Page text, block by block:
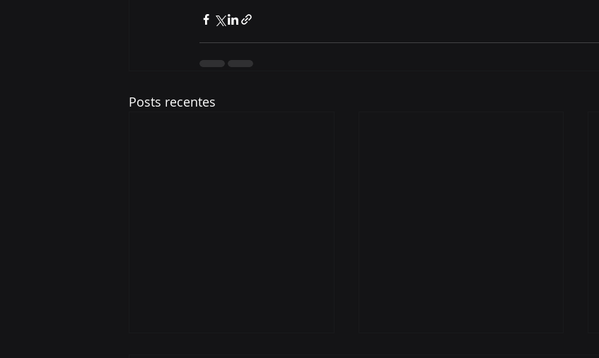
Posts recentes